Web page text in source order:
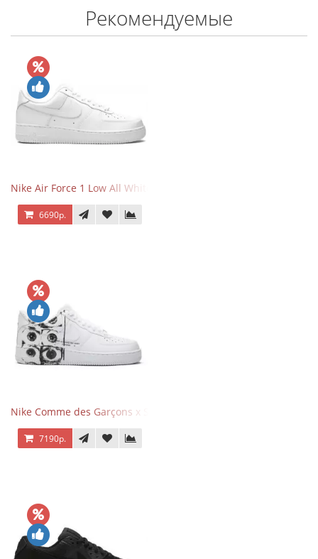
Рекомендуемые
Nike Air Force 1 Low All White
6690р.
Nike Comme des Garçons x Supreme x Air Force 1 Low Eyes
7190р.